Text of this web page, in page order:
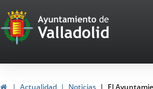
Portal
Web
del
InicioActualidad Noticias
El